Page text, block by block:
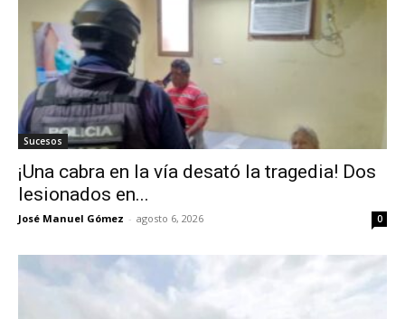
Sucesos
¡Una cabra en la vía desató la tragedia! Dos
lesionados en...
José Manuel Gómez - agosto 6, 2026 0